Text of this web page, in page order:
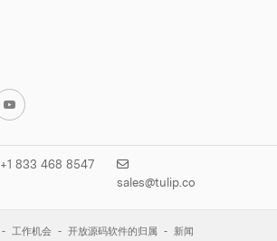
+1 833 468 8547
sales@tulip.co
工作机会 开放源码软件的归属
新闻